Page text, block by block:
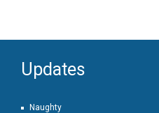
Updates
Naughty